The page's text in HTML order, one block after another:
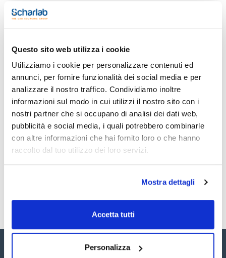
Questo sito web utilizza i cookie
Utilizziamo i cookie per personalizzare contenuti ed
annunci, per fornire funzionalità dei social media e per
analizzare il nostro traffico. Condividiamo inoltre
informazioni sul modo in cui utilizzi il nostro sito con i
nostri partner che si occupano di analisi dei dati web,
pubblicità e social media, i quali potrebbero combinarle
con altre informazioni che hai fornito loro o che hanno
raccolto dal tuo utilizzo dei loro servizi.
Mostra dettagli
Accetta tutti
Personalizza
Risultato di ricerca per : AC0371
AC03712500
Acetonitrile,
LC-MS (x 2,5 l ::
Glass bottle)
Disponibile
AC03711000
Acetonitrile,
LC-MS (
x 1 l ::
Glass bottle)
Disponibile
1